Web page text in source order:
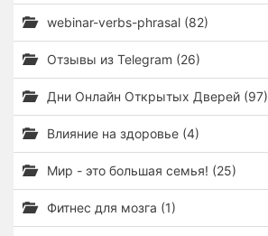
webinar-verbs-phrasal (82)
Отзывы из Telegram (26)
Дни Онлайн Открытых Дверей (97)
Влияние на здоровье (4)
Мир - это большая семья! (25)
Фитнес для мозга (1)